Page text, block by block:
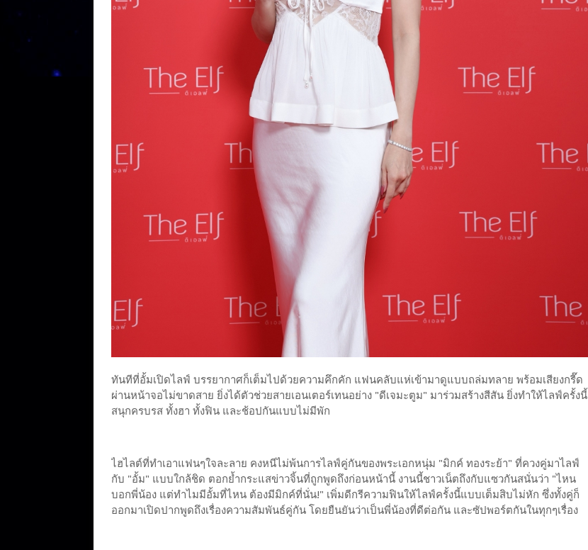
ทันทีที่อั้มเปิดไลฟ์ บรรยากาศก็เต็มไปด้วยความคึกคัก แฟนคลับแห่เข้ามาดูแบบถล่มทลาย พร้อมเสียงกรี๊ด
ผ่านหน้าจอไม่ขาดสาย ยิ่งได้ตัวช่วยสายเอนเตอร์เทนอย่าง "ดีเจมะตูม" มาร่วมสร้างสีสัน ยิ่งทำให้ไลฟ์ครั้งนี้
สนุกครบรส ทั้งฮา ทั้งฟิน และช้อปกันแบบไม่มีพัก
ไฮไลต์ที่ทำเอาแฟนๆใจละลาย คงหนีไม่พ้นการไลฟ์คู่กันของพระเอกหนุ่ม "มิกค์ ทองระย้า" ที่ควงคู่มาไลฟ์
กับ "อั้ม" แบบใกล้ชิด ตอกย้ำกระแสข่าวจิ้นที่ถูกพูดถึงก่อนหน้านี้ งานนี้ชาวเน็ตถึงกับแซวกันสนั่นว่า "ไหน
บอกพี่น้อง แต่ทำไมมีอั้มที่ไหน ต้องมีมิกค์ที่นั่น!" เพิ่มดีกรีความฟินให้ไลฟ์ครั้งนี้แบบเต็มสิบไม่หัก ซึ่งทั้งคู่ก็
ออกมาเปิดปากพูดถึงเรื่องความสัมพันธ์คู่กัน โดยยืนยันว่าเป็นพี่น้องที่ดีต่อกัน และซัปพอร์ตกันในทุกๆเรื่อง